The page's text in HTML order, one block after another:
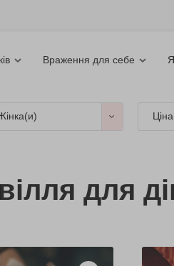
Враження для себе
для